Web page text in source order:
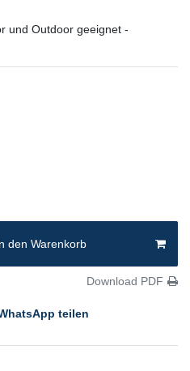
und Outdoor geeignet -
den Warenkorb
Download PDF
teilen